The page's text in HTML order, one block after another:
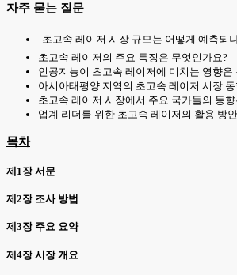
자주 묻는 질문
초고속 레이저 시장 규모는 어떻게 예측되
초고속 레이저의 주요 특징은 무엇인가요?
인공지능이 초고속 레이저에 미치는 영향은
아시아태평양 지역의 초고속 레이저 시장
초고속 레이저 시장에서 주요 국가들의 동
업계 리더를 위한 초고속 레이저의 활용 방
목차
제1장 서문
제2장 조사 방법
제3장 주요 요약
제4장 시장 개요